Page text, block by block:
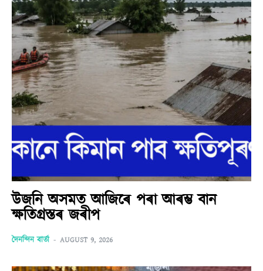
উজনি অসমত আজিৰে পৰা আৰম্ভ বান
ক্ষতিগ্ৰস্তৰ জৰীপ
দৈনন্দিন বাৰ্তা - AUGUST 9, 2026